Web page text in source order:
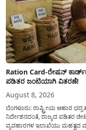
Ration Card-ರೇಷನ್
ಪಡಿತರ ಜಂಟಿಯಾಗಿ ವಿತರಣೆ!
August 8, 2026
ಬೆಂಗಳೂರು: ರಾಷ್ಟ್ರೀಯ ಆಹಾರ
ನಿರ್ದೇಶನದಂತೆ, ರಾಜ್ಯದ ಪಡಿತರ
ವ್ಯವಹಾರಗಳ ಇಲಾಖೆಯು ಮಹತ್ವದ